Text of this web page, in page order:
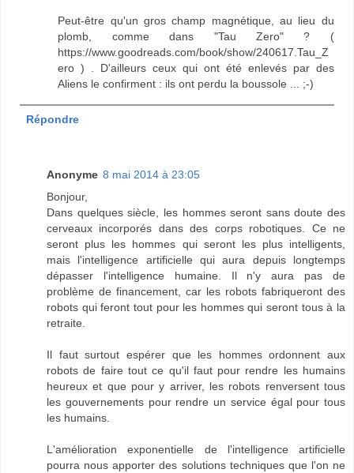
Peut-être qu'un gros champ magnétique, au lieu du
plomb, comme dans "Tau Zero" ? (
https://www.goodreads.com/book/show/240617.Tau_Z
ero ) . D'ailleurs ceux qui ont été enlevés par des
Aliens le confirment : ils ont perdu la boussole ... ;-)
Répondre
Anonyme 8 mai 2014 à 23:05
Bonjour,
Dans quelques siècle, les hommes seront sans doute des
cerveaux incorporés dans des corps robotiques. Ce ne
seront plus les hommes qui seront les plus intelligents,
mais l'intelligence artificielle qui aura depuis longtemps
dépasser l'intelligence humaine. Il n'y aura pas de
problème de financement, car les robots fabriqueront des
robots qui feront tout pour les hommes qui seront tous à la
retraite.
Il faut surtout espérer que les hommes ordonnent aux
robots de faire tout ce qu'il faut pour rendre les humains
heureux et que pour y arriver, les robots renversent tous
les gouvernements pour rendre un service égal pour tous
les humains.
L'amélioration exponentielle de l'intelligence artificielle
pourra nous apporter des solutions techniques que l'on ne